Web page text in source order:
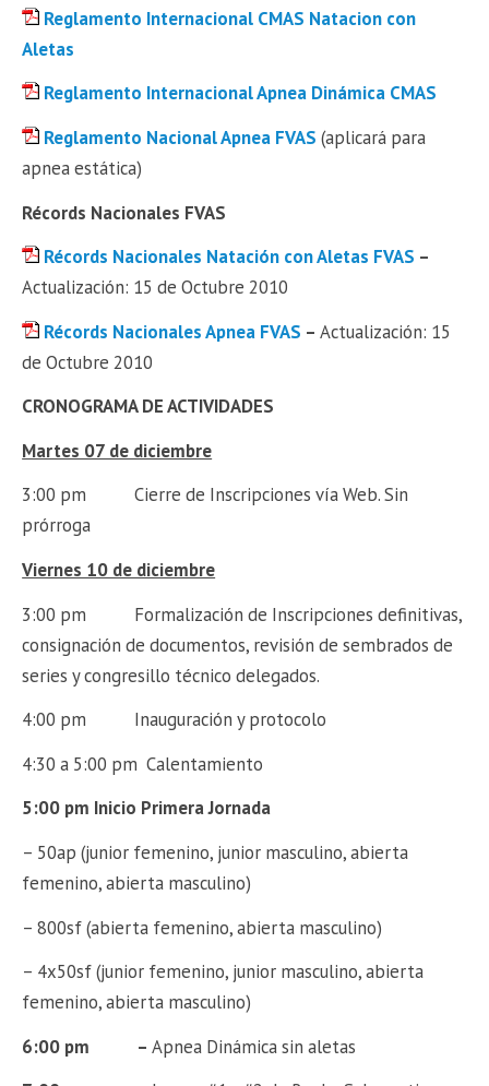
Reglamento Internacional CMAS Natacion con
Aletas
Reglamento Internacional Apnea Dinámica CMAS
Reglamento Nacional Apnea FVAS (aplicará para
apnea estática)
Récords Nacionales FVAS
Récords Nacionales Natación con Aletas FVAS –
Actualización: 15 de Octubre 2010
Récords Nacionales Apnea FVAS –Actualización: 15
de Octubre 2010
CRONOGRAMA DE ACTIVIDADES
Martes 07 de diciembre
3:00 pm Cierre de Inscripciones vía Web. Sin
prórroga
Viernes 10 de diciembre
3:00 pm Formalización de Inscripciones definitivas,
consignación de documentos, revisión de sembrados de
series y congresillo técnico delegados.
4:00 pm Inauguración y protocolo
4:30 a 5:00 pm Calentamiento
5:00 pm Inicio Primera Jornada
– 50ap (junior femenino, junior masculino, abierta
femenino, abierta masculino)
– 800sf (abierta femenino, abierta masculino)
– 4x50sf (junior femenino, junior masculino, abierta
femenino, abierta masculino)
6:00 pm –Apnea Dinámica sin aletas